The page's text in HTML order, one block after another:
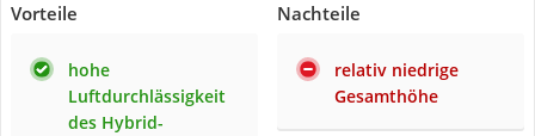
Vorteile
hohe
Luftdurchlässigkeit
des Hybrid-
Nachteile
relativ niedrige
Gesamthöhe